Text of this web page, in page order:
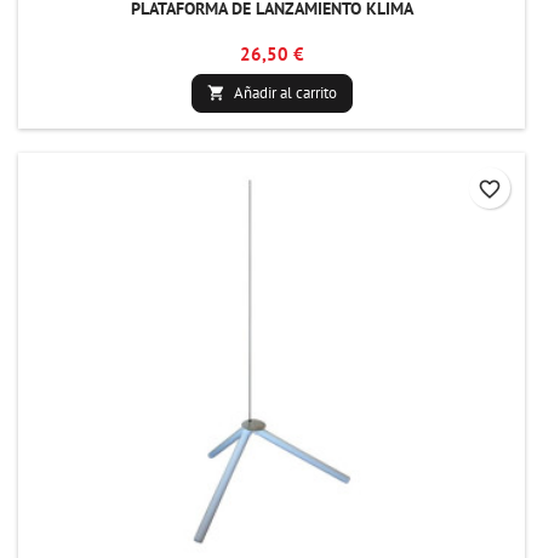
PLATAFORMA DE LANZAMIENTO KLIMA
26,50 €
 Añadir al carrito
favorite_border